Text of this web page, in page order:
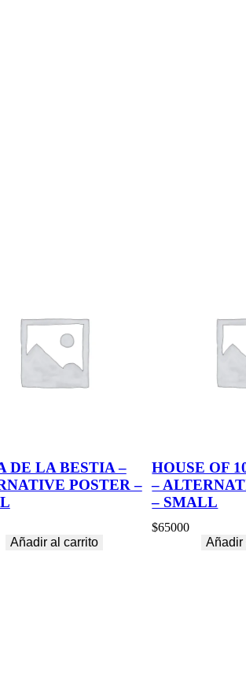
DE LA BESTIA –
POSTER –
Añadir al carrito
HOUSE OF
–
– SMALL
$65000
Añadir